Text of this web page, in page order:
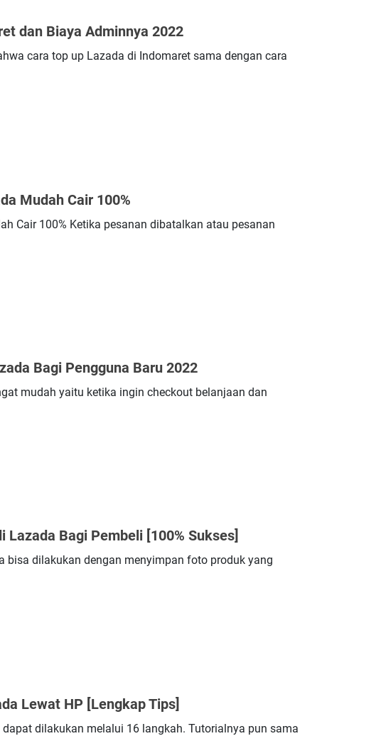
dan Biaya Adminnya 2022
cara top up Lazada di Indomaret sama dengan cara
Mudah Cair 100%
Cair 100% Ketika pesanan dibatalkan atau pesanan
Bagi Pengguna Baru 2022
mudah yaitu ketika ingin checkout belanjaan dan
Bagi Pembeli [100% Sukses]
bisa dilakukan dengan menyimpan foto produk yang
Lewat HP [Lengkap Tips]
dilakukan melalui 16 langkah. Tutorialnya pun sama